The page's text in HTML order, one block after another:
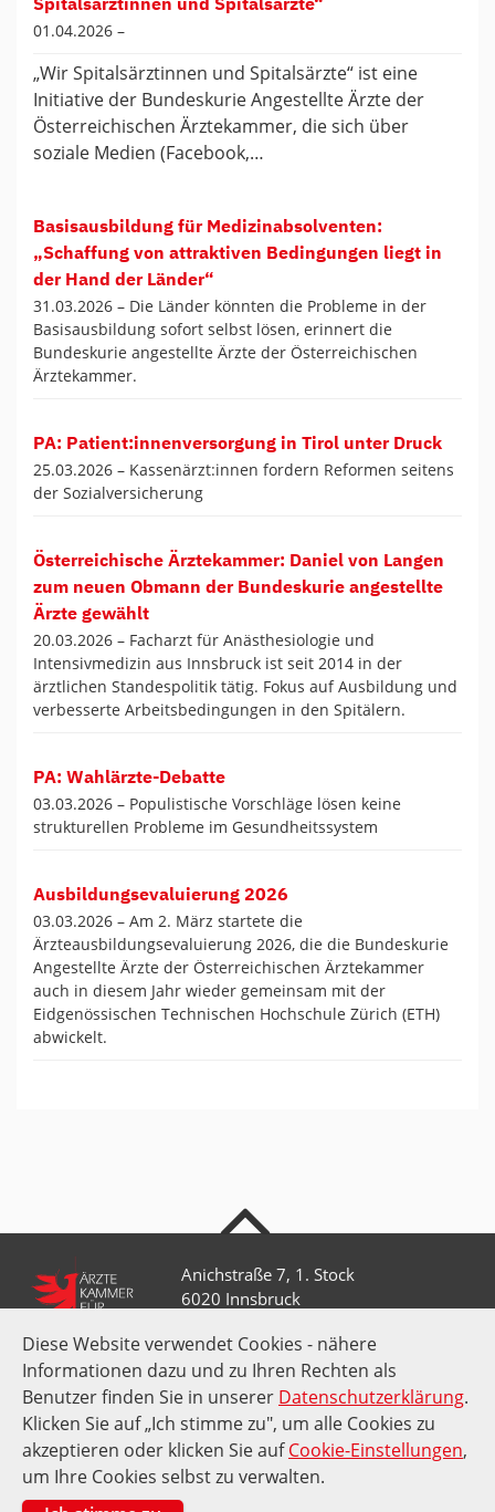
Diese Website verwendet Cookies - nähere
Informationen dazu und zu Ihren Rechten als
Benutzer finden Sie in unserer Datenschutzerklärung.
Klicken Sie auf „Ich stimme zu", um alle Cookies zu
akzeptieren oder klicken Sie aufCookie-Einstellungen,
um Ihre Cookies selbst zu verwalten.
Spitalsärztinnen und Spitalsärzte“
01.04.2026 –
„Wir Spitalsärztinnen und Spitalsärzte“ ist eine
Initiative der Bundeskurie Angestellte Ärzte der
Österreichischen Ärztekammer, die sich über
soziale Medien (Facebook,…
Basisausbildung für Medizinabsolventen:
„Schaffung von attraktiven Bedingungen liegt in
der Hand der Länder“
31.03.2026 – Die Länder könnten die Probleme in der
Basisausbildung sofort selbst lösen, erinnert die
Bundeskurie angestellte Ärzte der Österreichischen
Ärztekammer.
PA: Patient:innenversorgung in Tirol unter Druck
25.03.2026 – Kassenärzt:innen fordern Reformen seitens
der Sozialversicherung
Österreichische Ärztekammer: Daniel von Langen
zum neuen Obmann der Bundeskurie angestellte
Ärzte gewählt
20.03.2026 – Facharzt für Anästhesiologie und
Intensivmedizin aus Innsbruck ist seit 2014 in der
ärztlichen Standespolitik tätig. Fokus auf Ausbildung und
verbesserte Arbeitsbedingungen in den Spitälern.
PA: Wahlärzte-Debatte
03.03.2026 – Populistische Vorschläge lösen keine
strukturellen Probleme im Gesundheitssystem
Ausbildungsevaluierung 2026
03.03.2026 – Am 2. März startete die
Ärzteausbildungsevaluierung 2026, die die Bundeskurie
Angestellte Ärzte der Österreichischen Ärztekammer
auch in diesem Jahr wieder gemeinsam mit der
Eidgenössischen Technischen Hochschule Zürich (ETH)
abwickelt.
Anichstraße 7, 1. Stock
6020 Innsbruck
+43 512 52 0 58-0
kammer@aektirol.at
Impressum Datenschutz Amtssignatur